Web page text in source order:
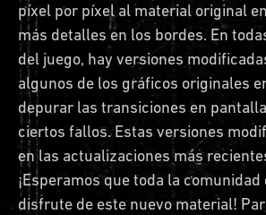
píxel por píxel al material original
más detalles en los bordes. En
del juego, hay versiones
algunos de los gráficos originales
depurar las transiciones en
ciertos fallos. Estas versiones
en las actualizaciones más
¡Esperamos que toda la comunidad
disfrute de este nuevo material!